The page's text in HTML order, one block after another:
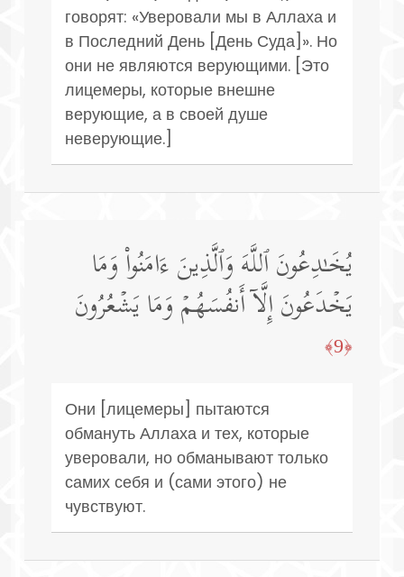
говорят: «Уверовали мы в Аллаха и
в Последний День [День Суда]». Но
они не являются верующими. [Это
лицемеры, которые внешне
верующие, а в своей душе
неверующие.]
یُخَـٰدِعُونَ ٱللَّهَ وَٱلَّذِینَ ءَامَنُوا۟ وَمَا
یَخۡدَعُونَ إِلَّاۤ أَنفُسَهُمۡ وَمَا یَشۡعُرُونَ
﴿9﴾
Они [лицемеры] пытаются
обмануть Аллаха и тех, которые
уверовали, но обманывают только
самих себя и (сами этого) не
чувствуют.